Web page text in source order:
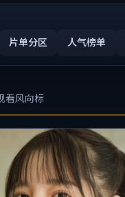
片单分区 人气榜单
看风向标